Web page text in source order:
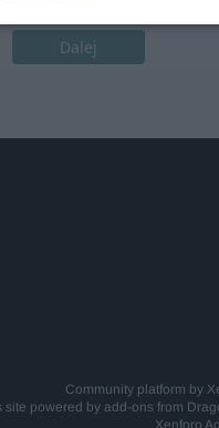
Dalej
Community platform by
site powered by add-ons from
Xenforo